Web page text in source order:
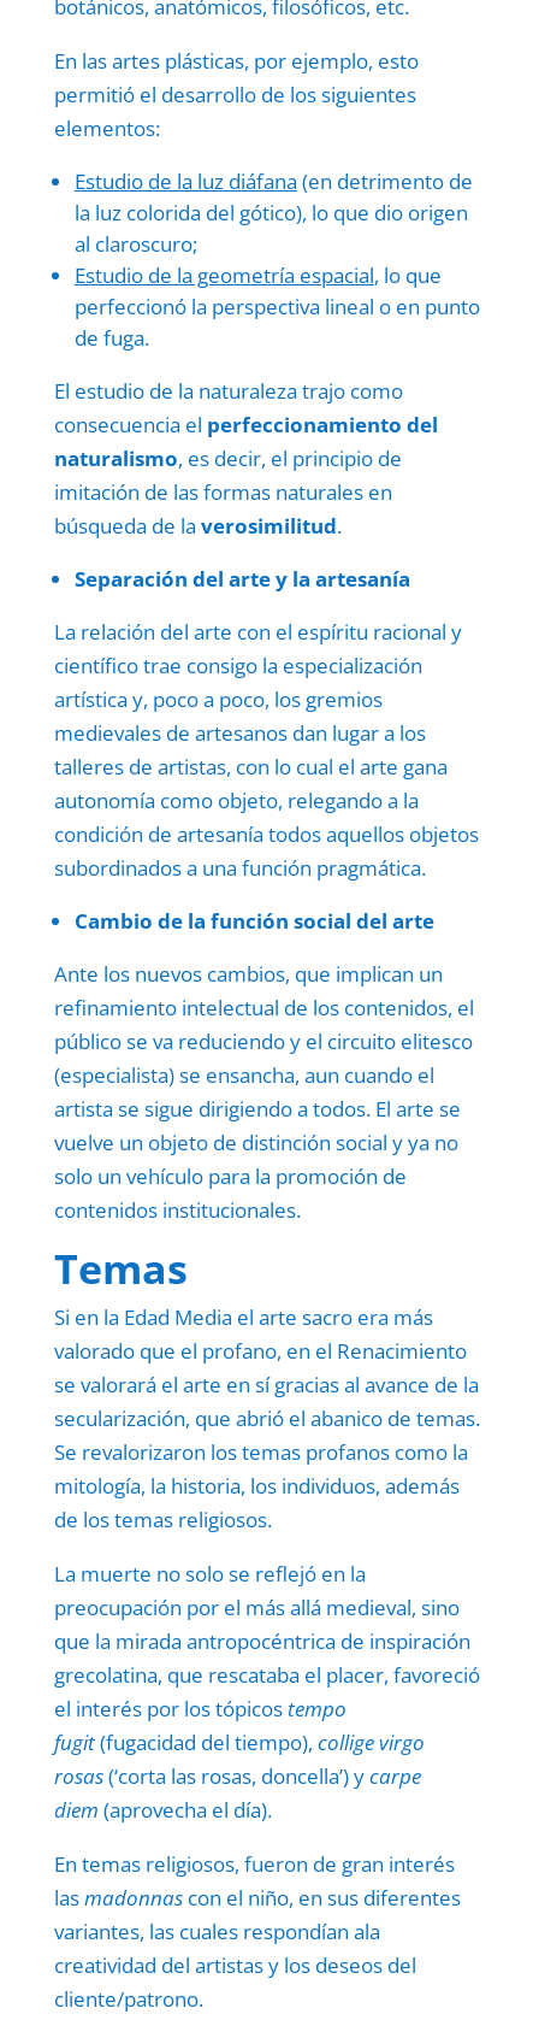
botánicos, anatómicos, filosóficos, etc.
En las artes plásticas, por ejemplo, esto
permitió el desarrollo de los siguientes
elementos:
Estudio de la luz diáfana (en detrimento de
la luz colorida del gótico), lo que dio origen
al claroscuro;
Estudio de la geometría espacial, lo que
perfeccionó la perspectiva lineal o en punto
de fuga.
El estudio de la naturaleza trajo como
consecuencia el perfeccionamiento del
naturalismo, es decir, el principio de
imitación de las formas naturales en
búsqueda de la verosimilitud.
Separación del arte y la artesanía
La relación del arte con el espíritu racional y
científico trae consigo la especialización
artística y, poco a poco, los gremios
medievales de artesanos dan lugar a los
talleres de artistas, con lo cual el arte gana
autonomía como objeto, relegando a la
condición de artesanía todos aquellos objetos
subordinados a una función pragmática.
Cambio de la función social del arte
Ante los nuevos cambios, que implican un
refinamiento intelectual de los contenidos, el
público se va reduciendo y el circuito elitesco
(especialista) se ensancha, aun cuando el
artista se sigue dirigiendo a todos. El arte se
vuelve un objeto de distinción social y ya no
solo un vehículo para la promoción de
contenidos institucionales.
Temas
Si en la Edad Media el arte sacro era más
valorado que el profano, en el Renacimiento
se valorará el arte en sí gracias al avance de la
secularización, que abrió el abanico de temas.
Se revalorizaron los temas profanos como la
mitología, la historia, los individuos, además
de los temas religiosos.
La muerte no solo se reflejó en la
preocupación por el más allá medieval, sino
que la mirada antropocéntrica de inspiración
grecolatina, que rescataba el placer, favoreció
el interés por los tópicos tempo
fugit(fugacidad del tiempo), collige virgo
rosas(‘corta las rosas, doncella’) ycarpe
diem (aprovecha el día).
En temas religiosos, fueron de gran interés
lasmadonnas con el niño, en sus diferentes
variantes, las cuales respondían ala
creatividad del artistas y los deseos del
cliente/patrono.